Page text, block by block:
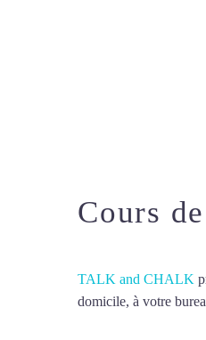
Cours
TALK and CHALK
domicile, à votre